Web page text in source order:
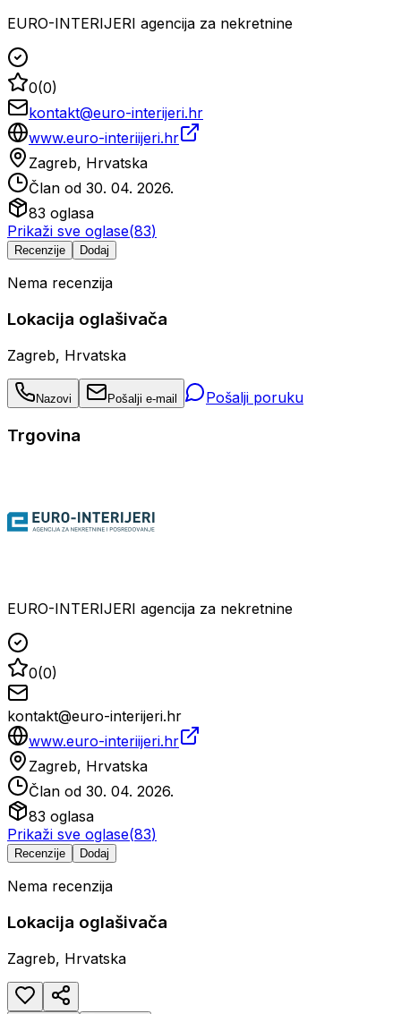
EURO-INTERIJERI agencija za nekretnine
0(0)
kontakt@euro-interijeri.hr
www.euro-interiijeri.hr
Zagreb, Hrvatska
Član od 30. 04. 2026.
83 oglasa
Prikaži sve oglase(83)
Recenzije Dodaj
Nema recenzija
Lokacija oglašivača
Zagreb, Hrvatska
Nazovi Pošalji e-mail Pošalji poruku
Trgovina
EURO-INTERIJERI agencija za nekretnine
0(0)
kontakt@euro-interijeri.hr
www.euro-interiijeri.hr
Zagreb, Hrvatska
Član od 30. 04. 2026.
83 oglasa
Prikaži sve oglase(83)
Recenzije Dodaj
Nema recenzija
Lokacija oglašivača
Zagreb, Hrvatska